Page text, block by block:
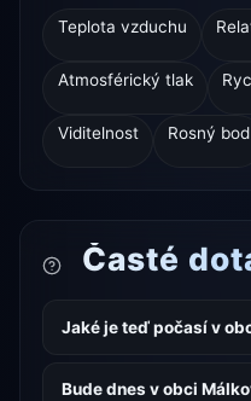
Teplota vzduchu
Atmosférický tlak
Viditelnost Rosný bod
Časté
Jaké je teď počasí v
Bude dnes v obci